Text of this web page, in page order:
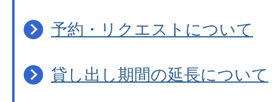
予約・リクエストについて
貸し出し期間の延長について